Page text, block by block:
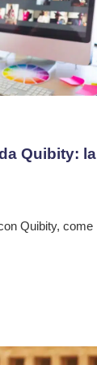
Quibity: la
Quibity, come